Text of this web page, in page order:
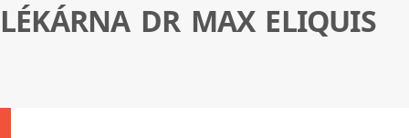
LÉKÁRNA DR MAX ELIQUIS